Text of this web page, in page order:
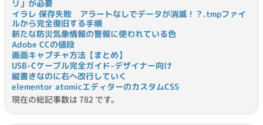
リ」が必要
イラレ 保存失敗 アラートなしでデータが消滅！？.tmpファイ
ルから完全復旧する手順
新たな防災気象情報の警報に使われている色
Adobe CCの値段
画面キャプチャ方法【まとめ】
USB-Cケーブル完全ガイド-デザイナー向け
縦書きなのに右へ改行していく
elementor atomicエディターのカスタムCSS
現在の総記事数は 782 です。